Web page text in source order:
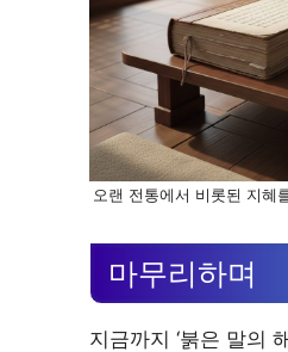
오랜 전통에서 비롯된 지혜
마무리하며
지금까지 ‘붉은 말의